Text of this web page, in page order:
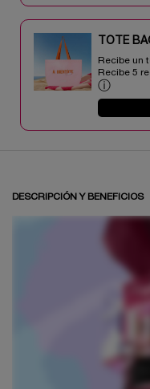
TOTE
Recibe un
Recibe 5
ⓘ
DESCRIPCIÓN Y BENEFICIOS